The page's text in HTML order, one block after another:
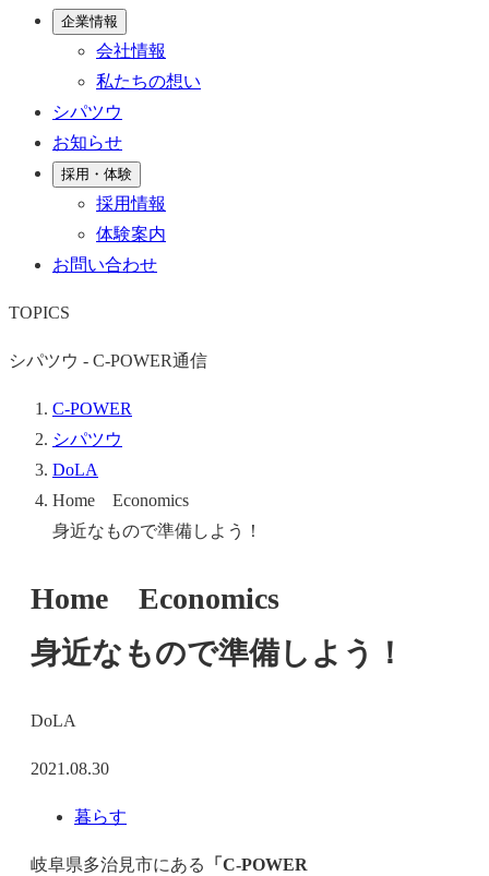
企業情報
会社情報
私たちの想い
シパツウ
お知らせ
採用・体験
採用情報
体験案内
お問い合わせ
TOPICS
シパツウ - C-POWER通信
C-POWER
シパツウ
DoLA
Home Economics
身近なもので準備しよう！
Home Economics
身近なもので準備しよう！
DoLA
2021.08.30
暮らす
岐阜県多治見市にある
「C-POWER